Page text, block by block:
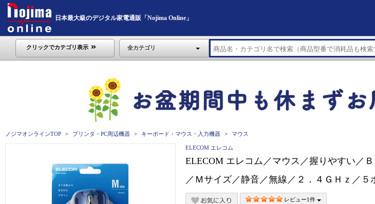
日本最大級のデジタル家電通販「Nojima Online」
クリックでカテゴリ表示 全カテゴリ
ノジマオンラインTOP プリンタ・PC周辺機器 キーボード・マウス・入力機器 マウス
ELECOM エレコム
ELECOM エレコム／マウス／握りやすい／
／Ｍサイズ／静音／無線／２．４ＧＨｚ／
レビュー1件